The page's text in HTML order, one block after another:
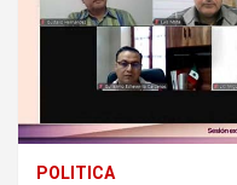
POLITICA